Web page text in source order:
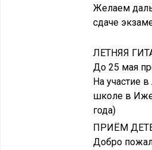
Желаем
сдаче
ЛЕТНЯЯ
До 25 мая
На участие
школе в
года)
ПРИЁМ
Добро